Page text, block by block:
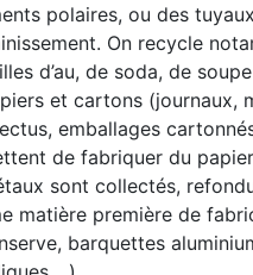
polaires, ou des tuyaux
On recycle
d’au, de soda, de soupe
et cartons (journaux,
emballages
de fabriquer du
sont collectés,
matière première de
barquettes